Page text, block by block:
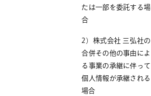
たは一部を委託する場
合
2）株式会社 三弘社の
合併その他の事由によ
る事業の承継に伴って
個人情報が承継される
場合